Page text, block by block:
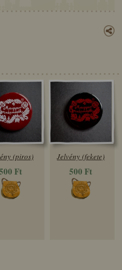
(piros)
Ft
Jelvény (fekete)
500 Ft